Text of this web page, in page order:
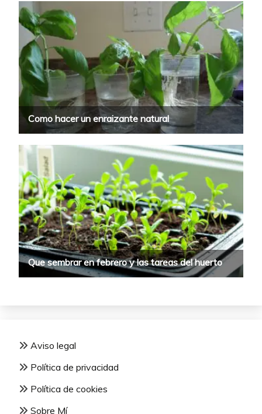
Aviso legal
Política de privacidad
Política de cookies
Sobre Mí